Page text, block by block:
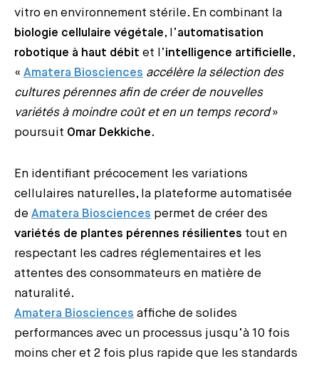
vitro en environnement stérile. En combinant la
biologie cellulaire végétale, l’automatisation
robotique à haut débit et l’intelligence artificielle,
« Amatera Biosciences accélère la sélection des
cultures pérennes afin de créer de nouvelles
variétés à moindre coût et en un temps record»
poursuit Omar Dekkiche.
En identifiant précocement les variations
cellulaires naturelles, la plateforme automatisée
de Amatera Biosciences permet de créer des
variétés de plantes pérennes résilientes tout en
respectant les cadres réglementaires et les
attentes des consommateurs en matière de
naturalité.
Amatera Biosciences affiche de solides
performances avec un processus jusqu’à 10 fois
moins cher et 2 fois plus rapide que les standards